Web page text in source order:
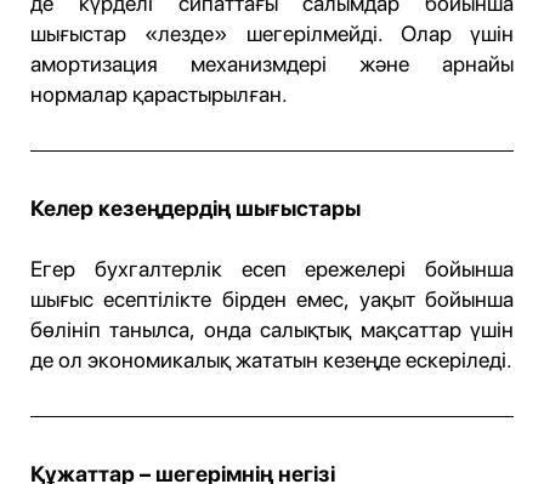
шығыстар «лезде» шегерілмейді. Олар үшін
амортизация механизмдері және арнайы
нормалар қарастырылған.
Келер кезеңдердің шығыстары
Егер бухгалтерлік есеп ережелері бойынша
шығыс есептілікте бірден емес, уақыт бойынша
бөлініп танылса, онда салықтық мақсаттар үшін
де ол экономикалық жататын кезеңде ескеріледі.
Құжаттар – шегерімнің негізі